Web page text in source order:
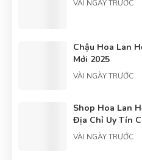
VÀI NGÀY TRƯỚC
Chậu Hoa Lan
Mới 2025
VÀI NGÀY TRƯỚC
Shop Hoa Lan
Địa Chỉ Uy Tín
VÀI NGÀY TRƯỚC